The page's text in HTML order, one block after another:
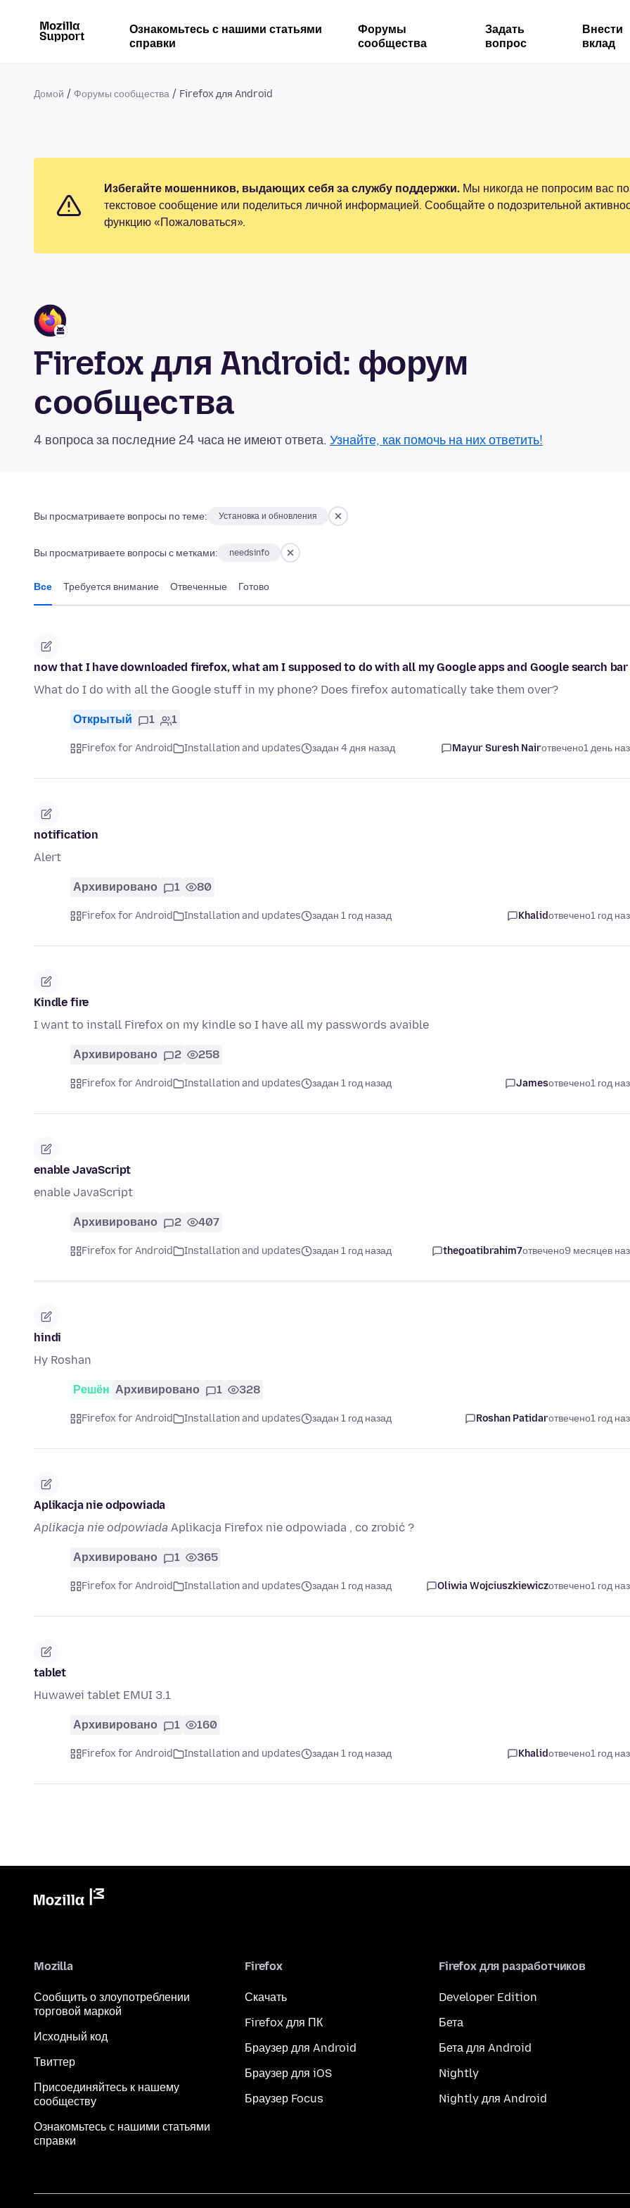
Ознакомьтесь с нашими статьями
справки
Форумы
сообщества
Задать
вопрос
Внести
вклад
Домой Форумы сообщества Firefox для Android
Избегайте мошенников, выдающих себя за службу поддержки. Мы никогда не попросим вас
текстовое сообщение или поделиться личной информацией. Сообщайте о подозрительной
функцию «Пожаловаться».
Firefox для Android: форум
сообщества
4 вопроса за последние 24 часа не имеют ответа. Узнайте, как помочь на них ответить!
Вы просматриваете вопросы по теме: Установка и обновления
Вы просматриваете вопросы с метками: needsinfo
Все Требуется внимание Отвеченные Готово
now that I have downloaded firefox, what am I supposed to do with all my Google apps and Google search bar
What do I do with all the Google stuff in my phone? Does firefox automatically take them over?
Открытый 1 1
Firefox for Android Installation and updates задан 4 дня назад Mayur Suresh Nairотвечено1 день
notification
Alert
Архивировано 1 80
Firefox for Android Installation and updates задан 1 год назад Khalidотвечено1 год
Kindle fire
I want to install Firefox on my kindle so I have all my passwords avaible
Архивировано 2 258
Firefox for Android Installation and updates задан 1 год назад Jamesотвечено1 год
enable JavaScript
enable JavaScript
Архивировано 2 407
Firefox for Android Installation and updates задан 1 год назад thegoatibrahim7отвечено9 месяцев
hindi
Hy Roshan
Решён Архивировано 1 328
Firefox for Android Installation and updates задан 1 год назад Roshan Patidarотвечено1 год
Aplikacja nie odpowiada
Aplikacja nie odpowiada Aplikacja Firefox nie odpowiada , co zrobić ?
Архивировано 1 365
Firefox for Android Installation and updates задан 1 год назад Oliwia Wojciuszkiewiczотвечено1 год
tablet
Huwawei tablet EMUI 3.1
Архивировано 1 160
Firefox for Android Installation and updates задан 1 год назад Khalidотвечено1 год
Mozilla
Сообщить о злоупотреблении
торговой маркой
Исходный код
Твиттер
Присоединяйтесь к нашему
сообществу
Ознакомьтесь с нашими статьями
справки
Firefox
Скачать
Firefox для ПК
Браузер для Android
Браузер для iOS
Браузер Focus
Firefox для разработчиков
Developer Edition
Бета
Бета для Android
Nightly
Nightly для Android